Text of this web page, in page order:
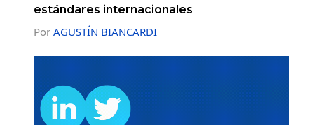
estándares internacionales
Por AGUSTÍN BIANCARDI